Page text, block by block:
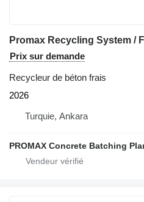
Promax Recycling System /
Prix sur demande
Recycleur de béton frais
2026
Turquie, Ankara
PROMAX Concrete Batching